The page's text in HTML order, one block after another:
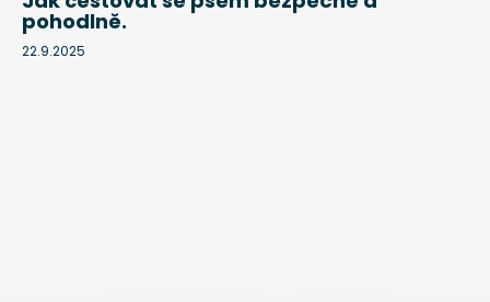
pohodlně.
22.9.2025